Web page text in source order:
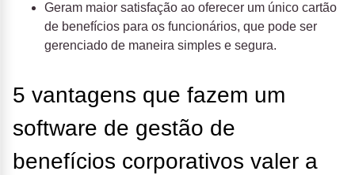
Geram maior satisfação ao oferecer um único cartão
de benefícios para os funcionários, que pode ser
gerenciado de maneira simples e segura.
5 vantagens que fazem um
software de gestão de
benefícios corporativos valer a